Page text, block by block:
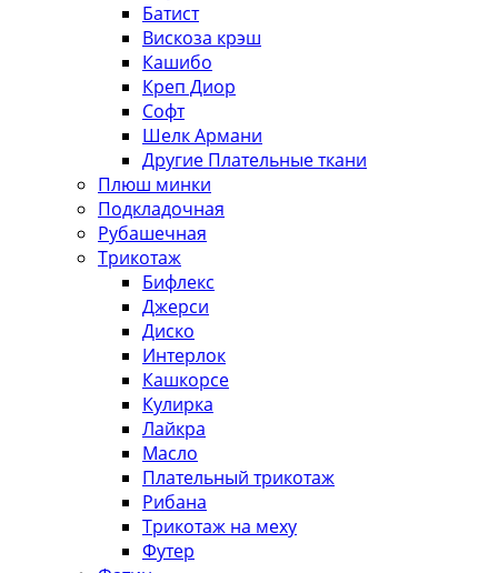
Батист
Вискоза крэш
Кашибо
Креп Диор
Софт
Шелк Армани
Другие Плательные ткани
Плюш минки
Подкладочная
Рубашечная
Трикотаж
Бифлекс
Джерси
Диско
Интерлок
Кашкорсе
Кулирка
Лайкра
Масло
Плательный трикотаж
Рибана
Трикотаж на меху
Футер